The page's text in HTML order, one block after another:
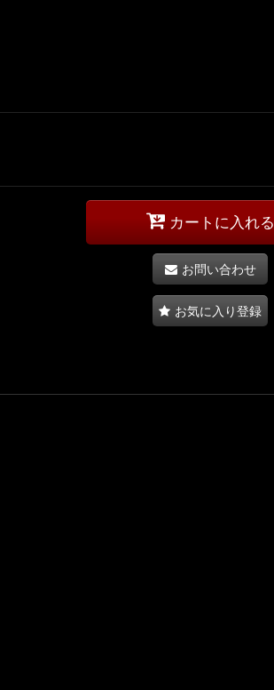
カートに入れる
お問い合わせ
お気に入り登録